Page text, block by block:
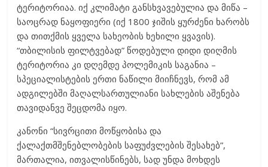
ტერიტორიაა. იქ კლიმატი განსხვავებულია და მიწა –
საოცრად ნაყოფიერი (იქ 1800 ჯიშის ყურძენი ხარობს
და თითქმის ყველა სახეობის ხეხილი ყვავის).
“თბილისის ფილტვებად” წოდებული დიდი დიღმის
ტერიტორია კი დღემდე პოლემიკის საგანია –
სპეციალისტების ერთი ნაწილი მიიჩნევს, რომ ამ
ადგილებში მაღალსართულიანი სახლების აშენება
თავიდანვე შეცდომა იყო.
კანონი “სივრცითი მოწყობისა და
ქალაქთმშენებლობების საფუძვლების შესახებ”,
მართალია, ითვალისწინებს, სად უნდა მოხდეს